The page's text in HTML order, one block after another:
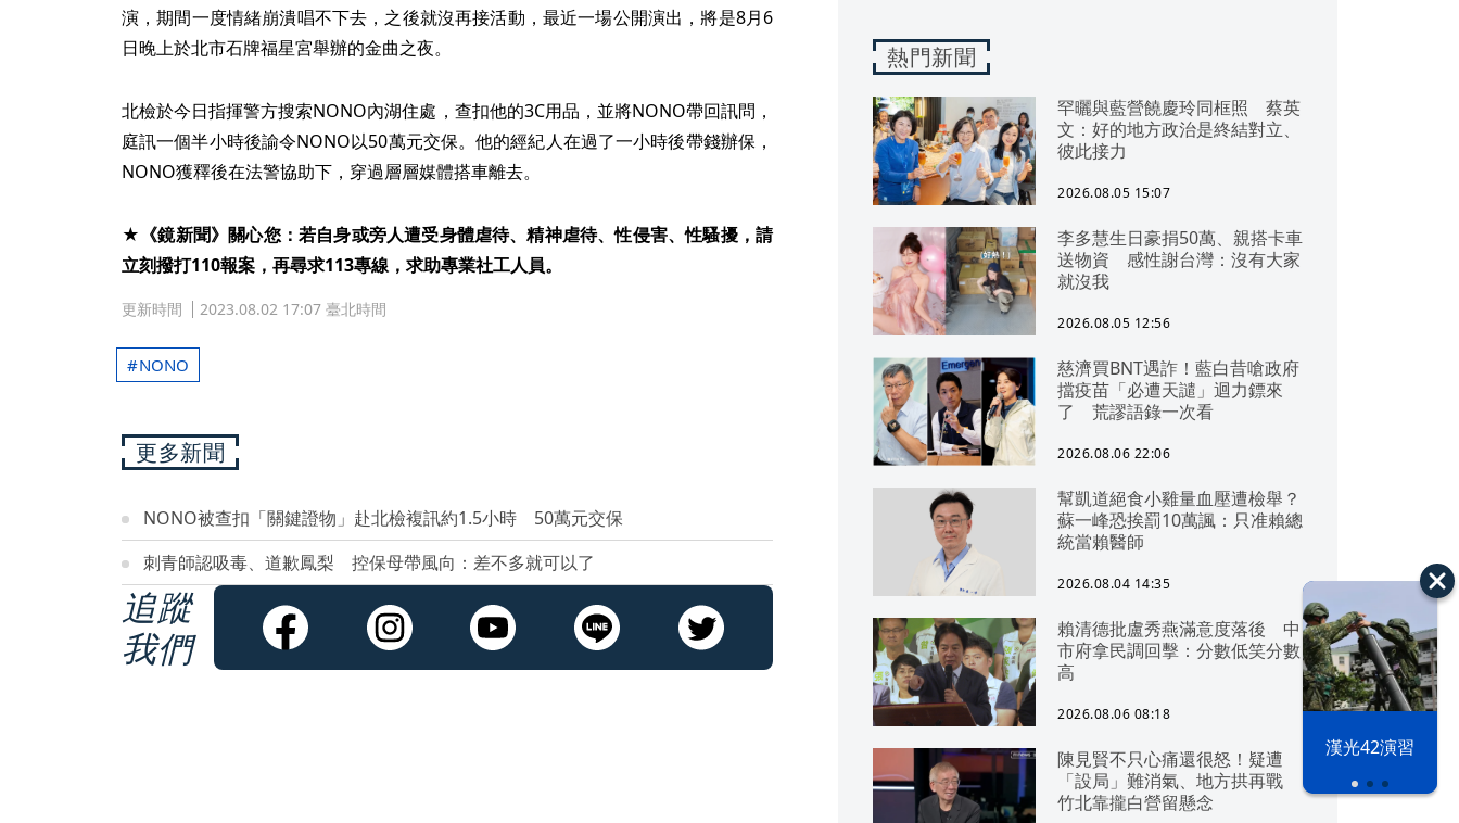
漢光42演習
演，期間一度情緒崩潰唱不下去，之後就沒再接活動，最近一場公開演出，將是8月6
日晚上於北市石牌福星宮舉辦的金曲之夜。
北檢於今日指揮警方搜索NONO內湖住處，查扣他的3C用品，並將NONO帶回訊問，
庭訊一個半小時後諭令NONO以50萬元交保。他的經紀人在過了一小時後帶錢辦保，
NONO獲釋後在法警協助下，穿過層層媒體搭車離去。
★《鏡新聞》關心您：若自身或旁人遭受身體虐待、精神虐待、性侵害、性騷擾，請
立刻撥打110報案，再尋求113專線，求助專業社工人員。
更新時間 2023.08.02 17:07 臺北時間
NONO
更多新聞
NONO被查扣「關鍵證物」赴北檢複訊約1.5小時 50萬元交保
刺青師認吸毒、道歉鳳梨 控保母帶風向：差不多就可以了
追蹤
我們
熱門新聞
罕曬與藍營饒慶玲同框照 蔡英
文：好的地方政治是終結對立、
彼此接力
2026.08.05 15:07
李多慧生日豪捐50萬、親搭卡車
送物資 感性謝台灣：沒有大家
就沒我
2026.08.05 12:56
慈濟買BNT遇詐！藍白昔嗆政府
擋疫苗「必遭天譴」迴力鏢來
了 荒謬語錄一次看
2026.08.06 22:06
幫凱道絕食小雞量血壓遭檢舉？
蘇一峰恐挨罰10萬諷：只准賴總
統當賴醫師
2026.08.04 14:35
賴清德批盧秀燕滿意度落後 中
市府拿民調回擊：分數低笑分數
高
2026.08.06 08:18
陳見賢不只心痛還很怒！疑遭
「設局」難消氣、地方拱再戰
竹北靠攏白營留懸念